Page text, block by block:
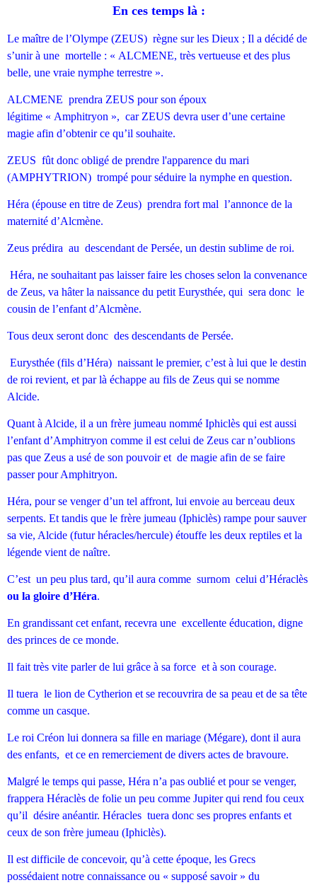
En ces temps là :
Le maître de l’Olympe (ZEUS) règne sur les Dieux ; Il a décidé de
s’unir à une mortelle : « ALCMENE, très vertueuse et des plus
belle, une vraie nymphe terrestre ».
ALCMENE prendra ZEUS pour son époux
légitime « Amphitryon », car ZEUS devra user d’une certaine
magie afin d’obtenir ce qu’il souhaite.
ZEUS fût donc obligé de prendre l'apparence du mari
(AMPHYTRION) trompé pour séduire la nymphe en question.
Héra (épouse en titre de Zeus) prendra fort mal l’annonce de la
maternité d’Alcmène.
Zeus prédira au descendant de Persée, un destin sublime de roi.
Héra, ne souhaitant pas laisser faire les choses selon la convenance
de Zeus, va hâter la naissance du petit Eurysthée, qui sera donc le
cousin de l’enfant d’Alcmène.
Tous deux seront donc des descendants de Persée.
Eurysthée (fils d’Héra) naissant le premier, c’est à lui que le destin
de roi revient, et par là échappe au fils de Zeus qui se nomme
Alcide.
Quant à Alcide, il a un frère jumeau nommé Iphiclès qui est aussi
l’enfant d’Amphitryon comme il est celui de Zeus car n’oublions
pas que Zeus a usé de son pouvoir et de magie afin de se faire
passer pour Amphitryon.
Héra, pour se venger d’un tel affront, lui envoie au berceau deux
serpents. Et tandis que le frère jumeau (Iphiclès) rampe pour sauver
sa vie, Alcide (futur héracles/hercule) étouffe les deux reptiles et la
légende vient de naître.
C’est un peu plus tard, qu’il aura comme surnom celui d’Héraclès
ou la gloire d’Héra.
En grandissant cet enfant, recevra une excellente éducation, digne
des princes de ce monde.
Il fait très vite parler de lui grâce à sa force et à son courage.
Il tuera le lion de Cytherion et se recouvrira de sa peau et de sa tête
comme un casque.
Le roi Créon lui donnera sa fille en mariage (Mégare), dont il aura
des enfants, et ce en remerciement de divers actes de bravoure.
Malgré le temps qui passe, Héra n’a pas oublié et pour se venger,
frappera Héraclès de folie un peu comme Jupiter qui rend fou ceux
qu’il désire anéantir. Héracles tuera donc ses propres enfants et
ceux de son frère jumeau (Iphiclès).
Il est difficile de concevoir, qu’à cette époque, les Grecs
possédaient notre connaissance ou « supposé savoir » du